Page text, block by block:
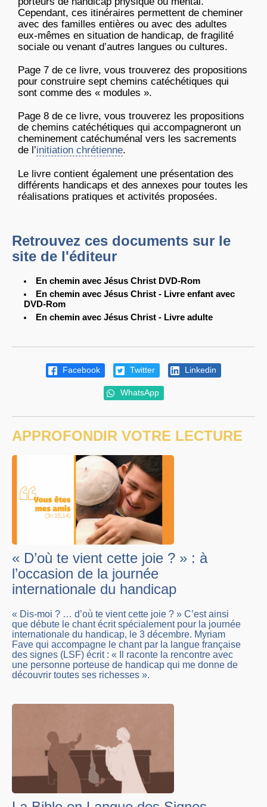
Cependant, ces itinéraires permettent de cheminer
avec des familles entières ou avec des adultes
eux-mêmes en situation de handicap, de fragilité
sociale ou venant d’autres langues ou cultures.
Page 7 de ce livre, vous trouverez des propositions
pour construire sept chemins catéchétiques qui
sont comme des « modules ».
Page 8 de ce livre, vous trouverez les propositions
de chemins catéchétiques qui accompagneront un
cheminement catéchuménal vers les sacrements
de l’initiation chrétienne.
Le livre contient également une présentation des
différents handicaps et des annexes pour toutes les
réalisations pratiques et activités proposées.
Retrouvez ces documents sur le
site de l'éditeur
En chemin avec Jésus Christ DVD-Rom
En chemin avec Jésus Christ - Livre enfant avec
DVD-Rom
En chemin avec Jésus Christ - Livre adulte
Facebook Twitter Linkedin
WhatsApp
APPROFONDIR VOTRE LECTURE
« D’où te vient cette joie ? » : à
l’occasion de la journée
internationale du handicap
« Dis-moi ? … d’où te vient cette joie ? » C’est ainsi
que débute le chant écrit spécialement pour la journée
internationale du handicap, le 3 décembre. Myriam
Fave qui accompagne le chant par la langue française
des signes (LSF) écrit : « Il raconte la rencontre avec
une personne porteuse de handicap qui me donne de
découvrir toutes ses richesses ».